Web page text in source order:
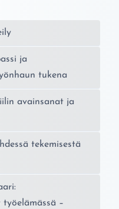
ja
tukena
avainsanat ja
tekemisestä
–